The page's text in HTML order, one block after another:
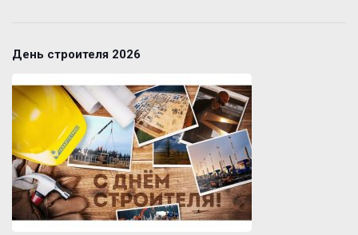
День строителя 2026